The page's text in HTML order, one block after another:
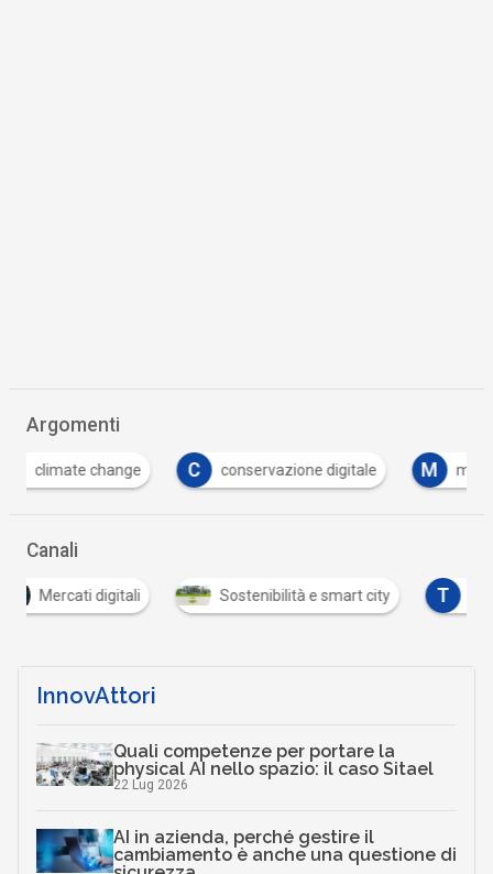
Argomenti
C conservazione digitale M monitoraggio a distanza
Canali
Sostenibilità e smart city T Turismo digitale
InnovAttori
Quali competenze per portare la
physical AI nello spazio: il caso Sitael
22 Lug 2026
AI in azienda, perché gestire il
cambiamento è anche una questione di